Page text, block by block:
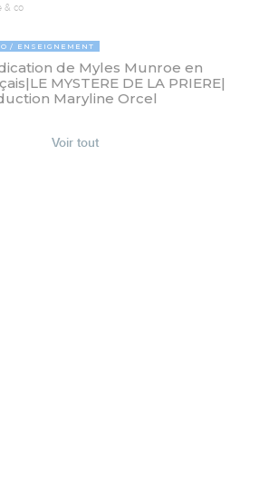
& co
ENSEIGNEMENT
de Myles Munroe en
MYSTERE DE LA PRIERE|
Maryline Orcel
Voir tout